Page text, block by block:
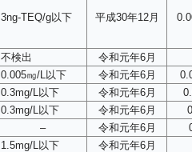
3ng-TEQ/g以下 平成30年12月
不検出 令和元年6月
0.005㎎/L以下 令和元年6月
0.3mg/L以下 令和元年6月
0.3mg/L以下 令和元年6月
– 令和元年6月
1.5mg/L以下 令和元年6月